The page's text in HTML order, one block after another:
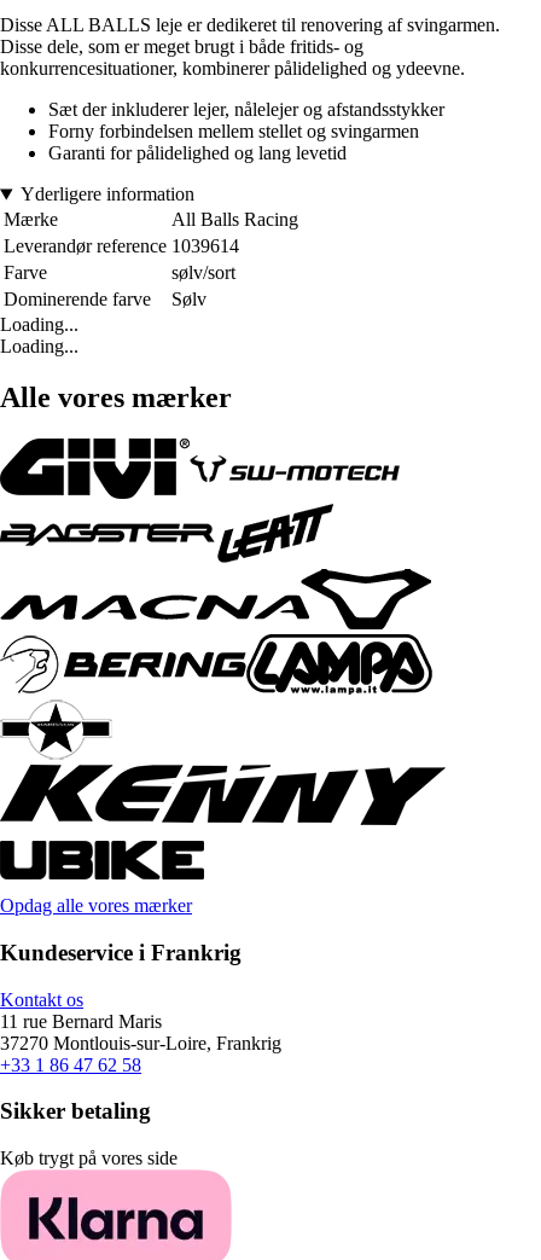
Disse ALL BALLS leje er dedikeret til renovering af svingarmen.
Disse dele, som er meget brugt i både fritids- og
konkurrencesituationer, kombinerer pålidelighed og ydeevne.
Sæt der inkluderer lejer, nålelejer og afstandsstykker
Forny forbindelsen mellem stellet og svingarmen
Garanti for pålidelighed og lang levetid
Yderligere information
Mærke
All Balls Racing
Leverandør reference 1039614
Farve
sølv/sort
Dominerende farve
Sølv
Loading...
Loading...
Alle vores mærker
Opdag alle vores mærker
Kundeservice i Frankrig
Kontakt os
11 rue Bernard Maris
37270 Montlouis-sur-Loire, Frankrig
+33 1 86 47 62 58
Sikker betaling
Køb trygt på vores side